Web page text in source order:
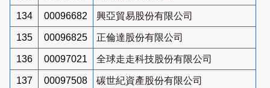
134 00096682 興亞貿易股份有限公司
135 00096825 正倫達股份有限公司
136 00097021 全球走走科技股份有限公司
137 00097508 碳世紀資產股份有限公司